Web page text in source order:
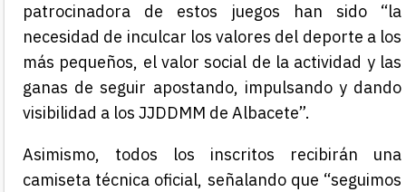
patrocinadora de estos juegos han sido “la
necesidad de inculcar los valores del deporte a los
más pequeños, el valor social de la actividad y las
ganas de seguir apostando, impulsando y dando
visibilidad a los JJDDMM de Albacete”.
Asimismo, todos los inscritos recibirán una
camiseta técnica oficial, señalando que “seguimos